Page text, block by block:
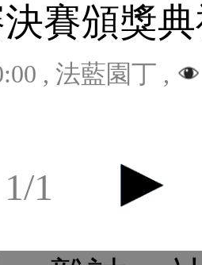
賽頒獎典
, 法藍園丁 ,
1/1